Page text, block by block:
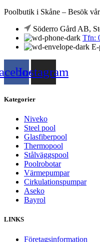
Poolbutik i Skåne – Besök
Söderro Gård AB,
Tfn:
E-
Instagram
Kategorier
Niveko
Steel pool
Glasfiberpool
Thermopool
Stålväggspool
Poolrobotar
Värmepumpar
Cirkulationspumpar
Aseko
Bayrol
LINKS
Företagsinformation